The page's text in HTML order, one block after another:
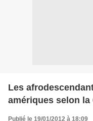
Les
amériques selon la
Publié le 19/01/2012 à 18:09